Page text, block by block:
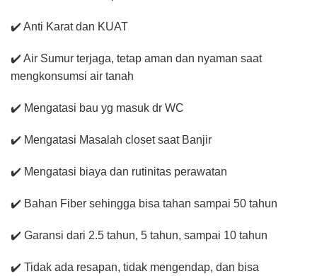
✔️ Anti Karat dan KUAT
✔️ Air Sumur terjaga, tetap aman dan nyaman saat
mengkonsumsi air tanah
✔️ Mengatasi bau yg masuk dr WC
✔️ Mengatasi Masalah closet saat Banjir
✔️ Mengatasi biaya dan rutinitas perawatan
✔️ Bahan Fiber sehingga bisa tahan sampai 50 tahun
✔️ Garansi dari 2.5 tahun, 5 tahun, sampai 10 tahun
✔️ Tidak ada resapan, tidak mengendap, dan bisa